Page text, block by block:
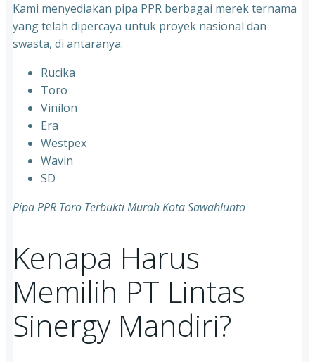
Kami menyediakan pipa PPR berbagai merek ternama
yang telah dipercaya untuk proyek nasional dan
swasta, di antaranya:
Rucika
⁠Toro
⁠Vinilon
⁠Era
⁠Westpex
⁠Wavin
⁠SD
Pipa PPR Toro Terbukti Murah Kota Sawahlunto
Kenapa Harus
Memilih PT Lintas
Sinergy Mandiri?